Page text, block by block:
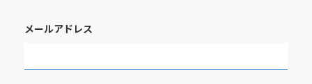
メールアドレス